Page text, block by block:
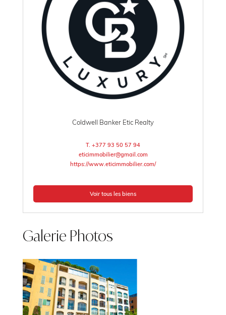
Coldwell Banker Etic Realty
T. +377 93 50 57 94
eticimmobilier@gmail.com
https://www.eticimmobilier.com/
Voir tous les biens
Galerie Photos